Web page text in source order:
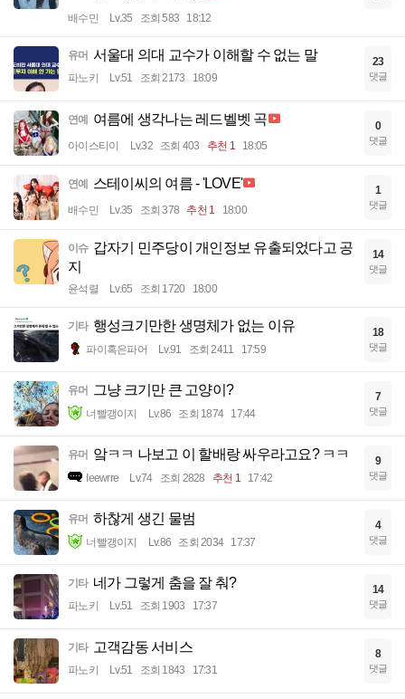
배수민 Lv.35 조회 583 18:12
유머 서울대 의대 교수가 이해할 수 없는 말
파노키 Lv.51 조회 2173 18:09
23
댓글
연예 여름에 생각나는 레드벨벳 곡
아이스티이 Lv.32 조회 403 추천 1 18:05
0
댓글
연예 스테이씨의 여름 - 'LOVE'
배수민 Lv.35 조회 378 추천 1 18:00
1
댓글
이슈 갑자기 민주당이 개인정보 유출되었다고 공
지
윤석렬 Lv.65 조회 1720 18:00
14
댓글
기타 행성크기만한 생명체가 없는 이유
파이혹은파어 Lv.91 조회 2411 17:59
18
댓글
유머 그냥 크기만 큰 고양이?
너빨갱이지 Lv.86 조회 1874 17:44
7
댓글
유머 앜ㅋㅋ 나보고 이 할배랑 싸우라고요? ㅋㅋ
Ieewrre Lv.74 조회 2828 추천 1 17:42
9
댓글
유머 하찮게 생긴 물범
너빨갱이지 Lv.86 조회 2034 17:37
4
댓글
기타 네가 그렇게 춤을 잘 춰?
파노키 Lv.51 조회 1903 17:37
14
댓글
기타 고객감동 서비스
파노키 Lv.51 조회 1843 17:31
8
댓글